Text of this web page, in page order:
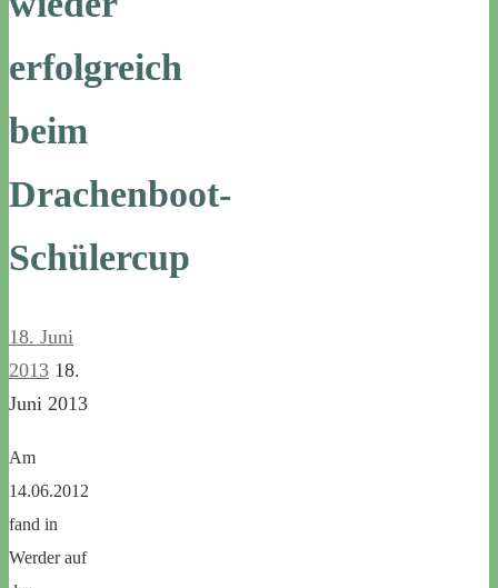
erfolgreich
beim
Drachenboot-
Schülercup
18. Juni
2013 18.
Juni 2013
Am
14.06.2012
fand in
Werder auf